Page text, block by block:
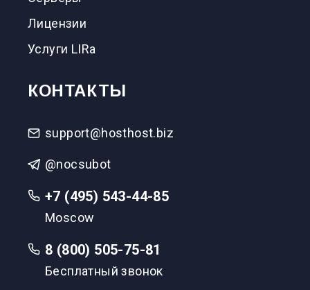
Лицензии
Услуги LIRа
КОНТАКТЫ
support@hosthost.biz
@nocsubot
+7 (495) 543-44-85
Moscow
8 (800) 505-75-81
Бесплатный звонок